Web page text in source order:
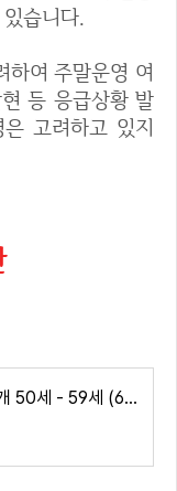
습니다.
등 응급상황 발
고려하고 있지
모더나 백신 사전예약 재개 50세 - 59세 (62년생 63년생 64년생 65년생 66년생 67년생 68년생 69년생 70